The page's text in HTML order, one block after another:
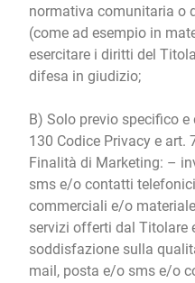
normativa comunitaria o
(come ad esempio in
esercitare i diritti del
difesa in giudizio;
B) Solo previo specifico
130 Codice Privacy e art.
Finalità di Marketing: –
sms e/o contatti
commerciali e/o
servizi offerti dal Titolare
soddisfazione sulla
mail, posta e/o sms e/o